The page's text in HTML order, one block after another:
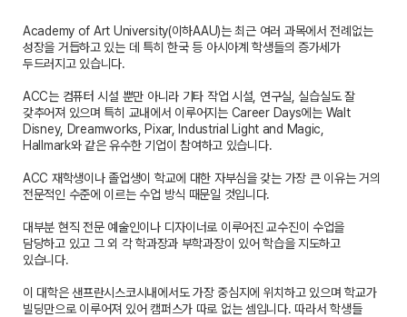
Academy of Art University(이하AAU)는 최근 여러 과목에서 전례없는
성장을 거듭하고 있는 데 특히 한국 등 아시아계 학생들의 증가세가
두드러지고 있습니다.
ACC는 컴퓨터 시설 뿐만 아니라 기타 작업 시설, 연구실, 실습실도 잘
갖추어져 있으며 특히 교내에서 이루어지는 Career Days에는 Walt
Disney, Dreamworks, Pixar, Industrial Light and Magic,
Hallmark와 같은 유수한 기업이 참여하고 있습니다.
ACC 재학생이나 졸업생이 학교에 대한 자부심을 갖는 가장 큰 이유는 거의
전문적인 수준에 이르는 수업 방식 때문일 것입니다.
대부분 현직 전문 예술인이나 디자이너로 이루어진 교수진이 수업을
담당하고 있고 그 외 각 학과장과 부학과장이 있어 학습을 지도하고
있습니다.
이 대학은 샌프란시스코시내에서도 가장 중심지에 위치하고 있으며 학교가
빌딩만으로 이루어져 있어 캠퍼스가 따로 없는 셈입니다. 따라서 학생들